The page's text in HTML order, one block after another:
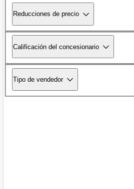
Reducciones de precio
Calificación del concesionario
Tipo de vendedor